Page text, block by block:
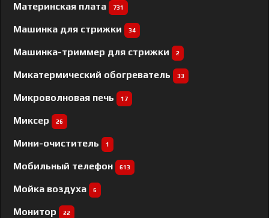
Материнская плата 731
Машинка для стрижки 34
Машинка-триммер для стрижки 2
Микатермический обогреватель 33
Микроволновая печь 17
Миксер 26
Мини-очиститель 1
Мобильный телефон 613
Мойка воздуха 6
Монитор 22